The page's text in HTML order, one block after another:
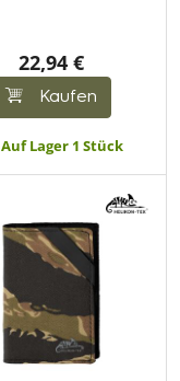
22,94 €
Kaufen
Auf Lager 1 Stück